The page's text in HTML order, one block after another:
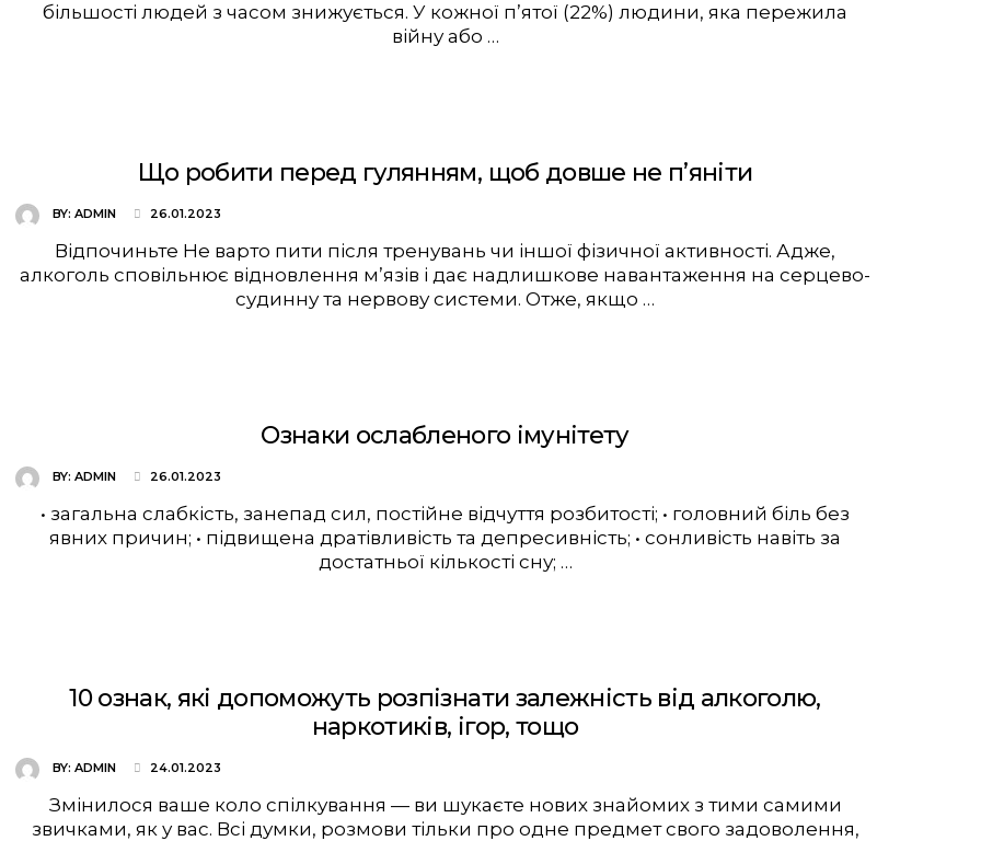
більшості людей з часом знижується. У кожної п’ятої (22%) людини, яка пережила
війну або …
Що робити перед гулянням, щоб довше не п’яніти
BY: ADMIN 26.01.2023
Відпочиньте Не варто пити після тренувань чи іншої фізичної активності. Адже,
алкоголь сповільнює відновлення м’язів і дає надлишкове навантаження на серцево-
судинну та нервову системи. Отже, якщо …
Ознаки ослабленого імунітету
BY: ADMIN 26.01.2023
• загальна слабкість, занепад сил, постійне відчуття розбитості; • головний біль без
явних причин; • підвищена дратівливість та депресивність; • сонливість навіть за
достатньої кількості сну; …
10 ознак, які допоможуть розпізнати залежність від алкоголю,
наркотиків, ігор, тощо
BY: ADMIN 24.01.2023
Змінилося ваше коло спілкування — ви шукаєте нових знайомих з тими самими
звичками, як у вас. Всі думки, розмови тільки про одне предмет свого задоволення,